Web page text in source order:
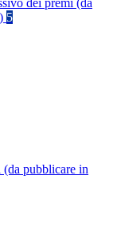
dei premi (da
5
pubblicare in